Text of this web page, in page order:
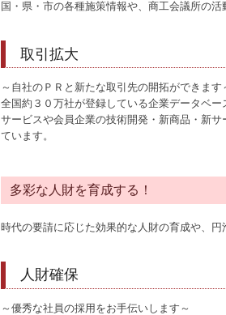
国・県・市の各種施策情報や、商工会議所の
取引拡大
～自社のＰＲと新たな取引先の開拓ができます
全国約３０万社が登録している企業データベ
サービスや会員企業の技術開発・新商品・新
ています。
多彩な人財を育成する！
時代の要請に応じた効果的な人財の育成や、円
人財確保
～優秀な社員の採用をお手伝いします～